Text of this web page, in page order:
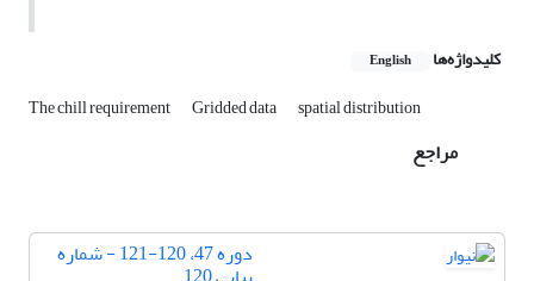
کلیدواژه‌ها English
The chill requirement Gridded data spatial distribution
مراجع
دوره 47، 120-121 - شماره